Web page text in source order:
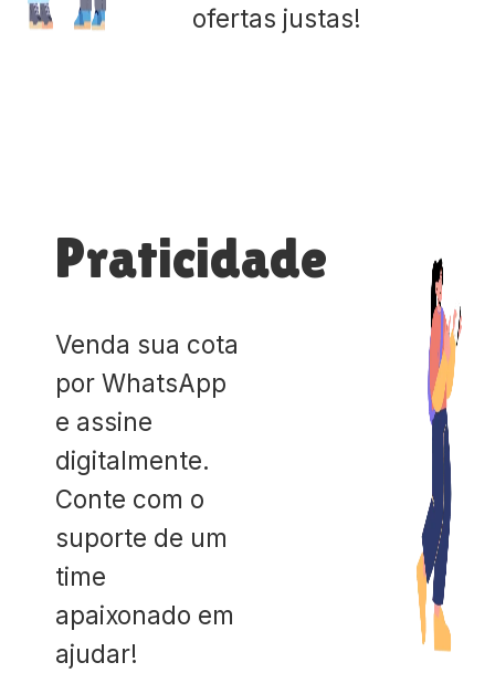
ofertas justas!
Praticidade
Venda sua cota
por WhatsApp
e assine
digitalmente.
Conte com o
suporte de um
time
apaixonado em
ajudar!